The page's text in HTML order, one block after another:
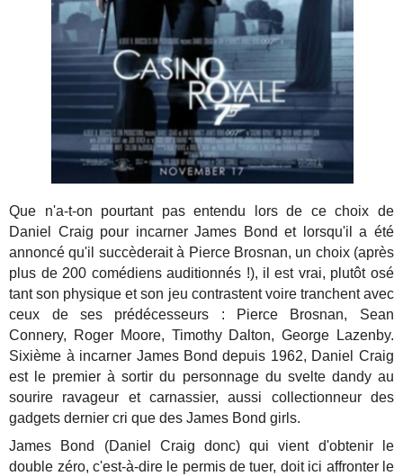
Que n'a-t-on pourtant pas entendu lors de ce choix de
Daniel Craig pour incarner James Bond et lorsqu'il a été
annoncé qu'il succèderait à Pierce Brosnan, un choix (après
plus de 200 comédiens auditionnés !), il est vrai, plutôt osé
tant son physique et son jeu contrastent voire tranchent avec
ceux de ses prédécesseurs : Pierce Brosnan, Sean
Connery, Roger Moore, Timothy Dalton, George Lazenby.
Sixième à incarner James Bond depuis 1962, Daniel Craig
est le premier à sortir du personnage du svelte dandy au
sourire ravageur et carnassier, aussi collectionneur des
gadgets dernier cri que des James Bond girls.
James Bond (Daniel Craig donc) qui vient d'obtenir le
double zéro, c'est-à-dire le permis de tuer, doit ici affronter le